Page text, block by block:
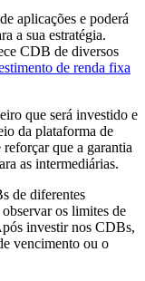
aplicações e poderá
a sua estratégia.
CDB de diversos
de renda fixa
que será investido e
da plataforma de
que a garantia
as intermediárias.
de diferentes
os limites de
investir nos CDBs,
vencimento ou o